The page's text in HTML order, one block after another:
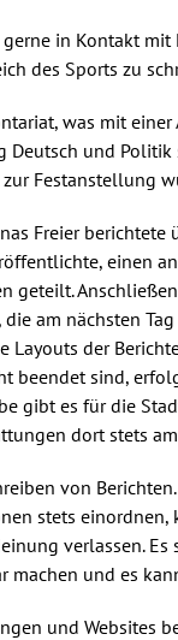
in Kontakt
des Sports zu
was mit
Deutsch und
Festanstellung
Freier
einen
am nächsten
der
sind,
gibt es für die
dort stets
von
stets
verlassen.
machen und es
und Websites